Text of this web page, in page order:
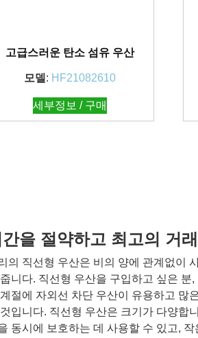
고급스러운 탄소 섬유 우산
모델 : HF21082610
세부정보 / 구매
을 절약하고 최고의 거
의 직선형 우산은 비의 양에 관계없이
니다. 직선형 우산을 구입하고 싶은 분,
절에 자외선 차단 우산이 유용하고 많
입니다. 직선형 우산은 크기가 다양합
동시에 보호하는 데 사용할 수 있고,